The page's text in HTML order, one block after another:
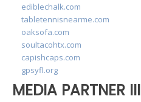
ediblechalk.com
tabletennisnearme.com
oaksofa.com
soultacohtx.com
capishcaps.com
gpsyfl.org
MEDIA PARTNER III